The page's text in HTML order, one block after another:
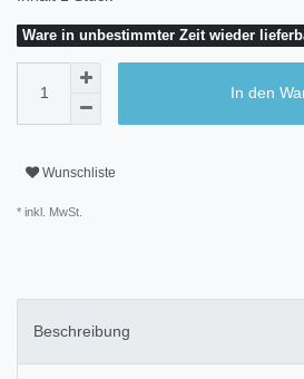
Ware in unbestimmter Zeit wieder
In den
Wunschliste
* inkl. MwSt.
Beschreibung